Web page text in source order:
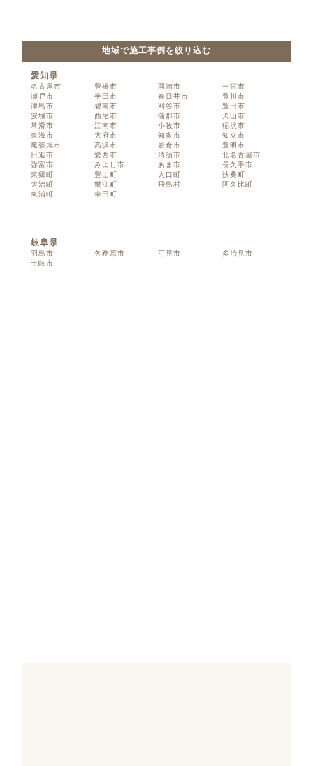
地域で施工事例を絞り込む
愛知県
名古屋市 豊橋市 岡崎市
一宮市
瀬戸市
半田市 春日井市
豊川市
津島市
碧南市 刈谷市
豊田市
安城市
西尾市 蒲郡市
犬山市
常滑市
江南市 小牧市
稲沢市
東海市
大府市 知多市
知立市
尾張旭市
高浜市 岩倉市
豊明市
日進市
愛西市 清須市
北名古屋市
弥富市
みよし市 あま市
長久手市
東郷町
豊山町 大口町
扶桑町
大治町
蟹江町 飛島村
阿久比町
東浦町
幸田町
岐阜県
羽島市 各務原市 可児市
多治見市
土岐市